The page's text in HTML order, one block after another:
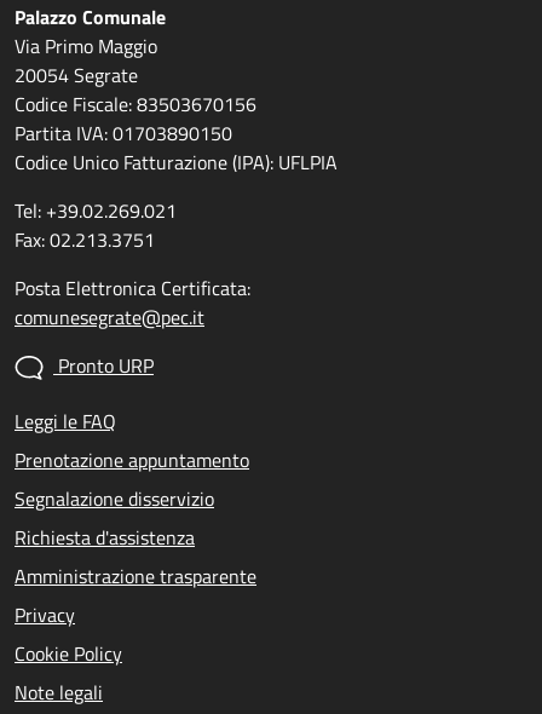
Palazzo Comunale
Via Primo Maggio
20054 Segrate
Codice Fiscale: 83503670156
Partita IVA: 01703890150
Codice Unico Fatturazione (IPA): UFLPIA
Tel: +39.02.269.021
Fax: 02.213.3751
Posta Elettronica Certificata:
comunesegrate@pec.it
Pronto URP
Leggi le FAQ
Prenotazione appuntamento
Segnalazione disservizio
Richiesta d'assistenza
Amministrazione trasparente
Privacy
Cookie Policy
Note legali